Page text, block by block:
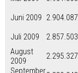
Juni 2009 2.904.087
Juli 2009
2.857.503
August
2009
2.295.327
September